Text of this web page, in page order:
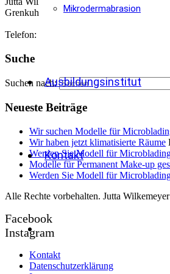
Mikrodermabrasion
Ausbildungsinstitut
Kontakt
Grenkuhlenweg 23 48167 Münster
Telefon:
Suche
Suchen nach:
Neueste Beiträge
Wir suchen Modelle für
Wir haben jetzt klimatisierte Räume
Werden Sie Modell für
Modelle für Permanent Make-up
Werden Sie Modell für
Alle Rechte vorbehalten. Jutta
Facebook
Instagram
Kontakt
Datenschutzerklärung